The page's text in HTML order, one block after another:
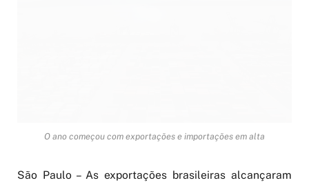
O ano começou com exportações e importações em alta
São Paulo – As exportações brasileiras alcançaram